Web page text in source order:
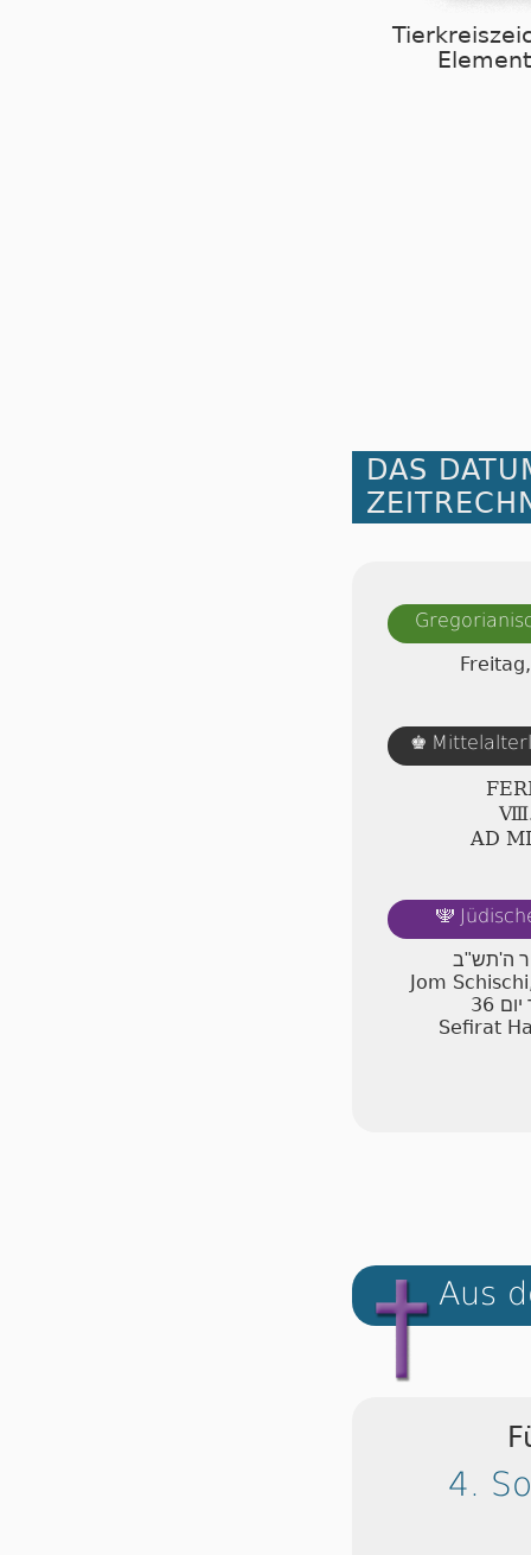
DAS
♚
Ⅷ.
AD
🕎
ה'תש"ב
Jom
36
Sefirat
Aus
4.